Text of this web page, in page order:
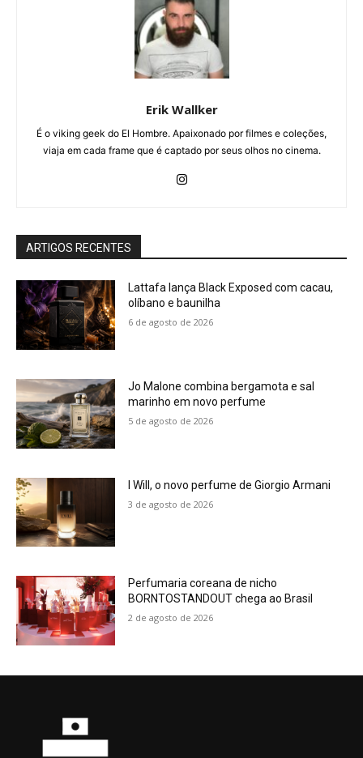
Erik Wallker
É o viking geek do El Hombre. Apaixonado por filmes e coleções,
viaja em cada frame que é captado por seus olhos no cinema.
ARTIGOS RECENTES
Lattafa lança Black Exposed com cacau,
olíbano e baunilha
6 de agosto de 2026
Jo Malone combina bergamota e sal
marinho em novo perfume
5 de agosto de 2026
I Will, o novo perfume de Giorgio Armani
3 de agosto de 2026
Perfumaria coreana de nicho
BORNTOSTANDOUT chega ao Brasil
2 de agosto de 2026